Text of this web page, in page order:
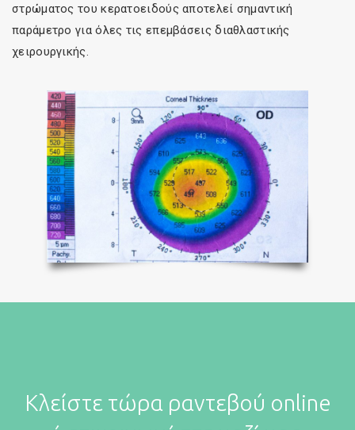
στρώματος του κερατοειδούς αποτελεί σημαντική
παράμετρο για όλες τις επεμβάσεις διαθλαστικής
χειρουργικής.
Κλείστε τώρα ραντεβού online